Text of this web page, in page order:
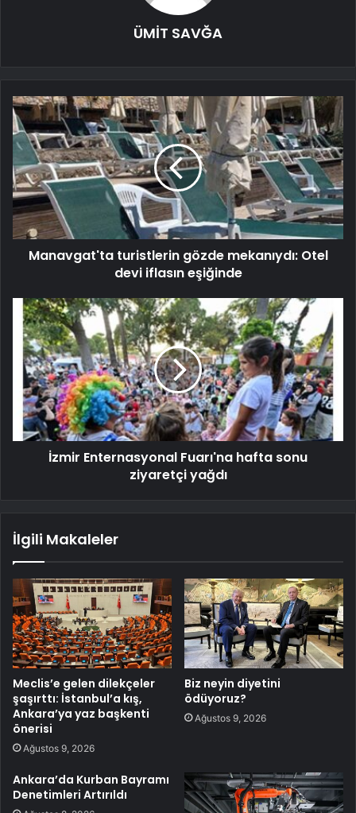
ÜMİT SAVĞA
Manavgat'ta turistlerin gözde mekanıydı: Otel
devi iflasın eşiğinde
İzmir Enternasyonal Fuarı'na hafta sonu
ziyaretçi yağdı
İlgili Makaleler
Meclis’e gelen dilekçeler
şaşırttı: İstanbul’a kış,
Ankara’ya yaz başkenti
önerisi
Ağustos 9, 2026
Biz neyin diyetini
ödüyoruz?
Ağustos 9, 2026
Ankara’da Kurban Bayramı
Denetimleri Artırıldı